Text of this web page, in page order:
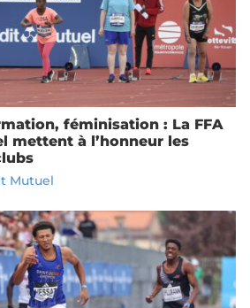
féminisation : La FFA
mettent à l’honneur les
Mutuel